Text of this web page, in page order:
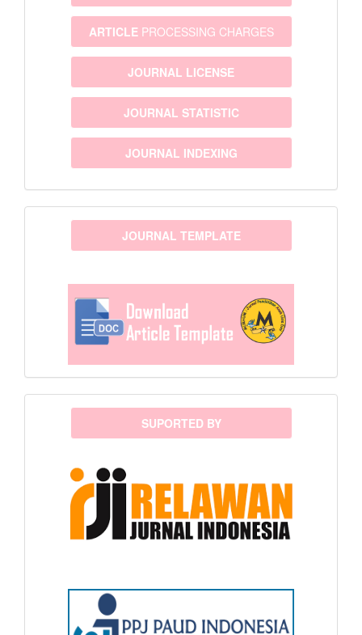
ARTICLEPROCESSING CHARGES
JOURNAL LICENSE
JOURNAL STATISTIC
JOURNAL INDEXING
templateJOURNAL TEMPLATE
sponsor SUPORTED BY